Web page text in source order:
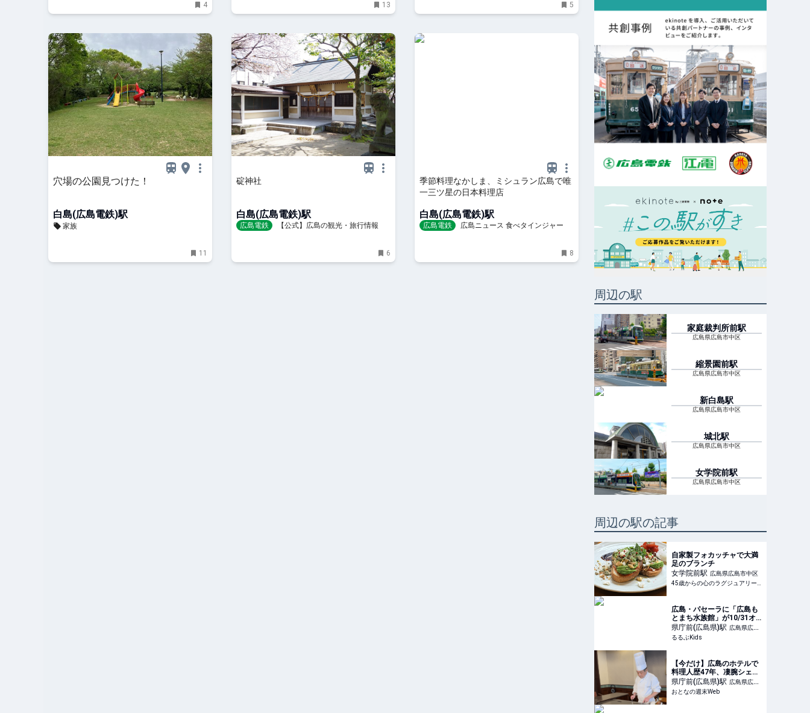
4 13 5
穴場の公園見つけた！
白島(広島電鉄)駅
家族
11
碇神社
白島(広島電鉄)駅
広島電鉄
【公式】広島の観光・旅行情報サ
6
季節料理なかしま、ミシュラン広島で唯
一三ツ星の日本料理店
白島(広島電鉄)駅
広島電鉄 広島ニュース 食べタインジャー
8
周辺の駅
家庭裁判所前駅
広島県広島市中区
縮景園前駅
広島県広島市中区
新白島駅
広島県広島市中区
城北駅
広島県広島市中区
女学院前駅
広島県広島市中区
周辺の駅の記事
自家製フォカッチャで大満
足のブランチ
女学院前駅 広島県広島市中区
45歳からの心のラグジュアリーメディア
広島・パセーラに「広島も
とまち水族館」が10/31オ
ープン！洞窟、森、水中世
界など8つのエリアでアー
トと生命が共演 | るるぶ
県庁前(広島県)駅 広島県広島
市中区
るるぶKids
【今だけ】広島のホテルで
料理人歴47年、凄腕シェフ
のコースを堪能 「黄綬褒
章」受章記念！ - おとなの
週末Web
県庁前(広島県)駅 広島県広島
市中区
おとなの週末Web